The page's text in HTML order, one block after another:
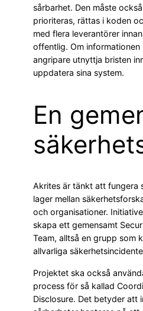
sårbarhet. Den måste
prioriteras, rättas i koden
med flera leverantörer
offentlig. Om
angripare utnyttja bristen
uppdatera sina system.
En
Akrites är tänkt att fungera
lager mellan
och organisationer.
skapa ett gemensamt
Team, alltså en grupp som
allvarliga
Projektet ska också
process för så kallad
Disclosure. Det betyder att